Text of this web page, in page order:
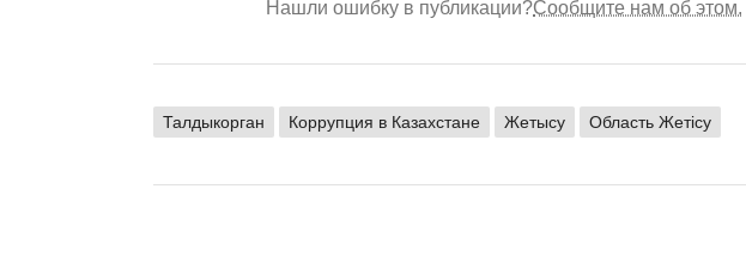
Нашли ошибку в публикации?Сообщите нам об этом.
Талдыкорган Коррупция в Казахстане Жетысу Область Жетісу